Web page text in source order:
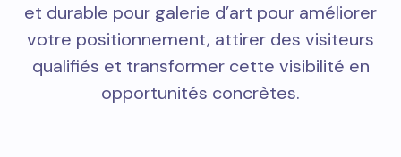
et durable pour galerie d’art pour améliorer
votre positionnement, attirer des visiteurs
qualifiés et transformer cette visibilité en
opportunités concrètes.